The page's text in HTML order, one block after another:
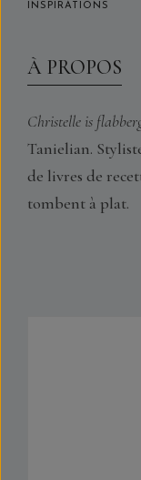
INSPIRATIONS
À PROPOS
Christelle is
Tanielian.
de livres de
tombent à plat.